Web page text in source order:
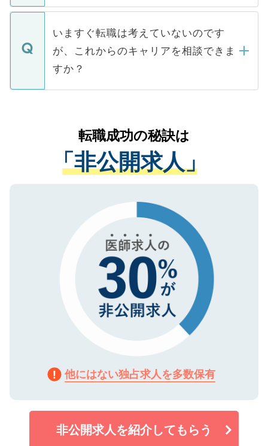
関を公にしてしまうと、応募が殺到する場
に、医療機関が求める条件に合った人材の
みを人材紹介会社に依頼するケースが増え
ています。
定を承諾する必要はありません。内定先へ
の辞退の連絡はキャリアパートナーが行い
ますので、ご安心ください。
個人情報が漏えいすることはありませんの
で、ご安心ください。当サイトからの登録
などで収集したご登録者様の個人情報は、
ご本人のキャリアアップおよび転職活動の
支援を目的に使用いたします。お預かりし
ているすべての個人データはご本人の許可
は、個人情報の取り扱いについての厳密な
管理基準を満たした事業者のみに付与され
る、プライバシーマークを取得済みです。
ご登録いただいた個人情報は、SSL（デー
で、機密保持に関してもご安心ください。
いますぐ転職は考えていないのです
が、これからのキャリアを相談できま
すか？
かがいして、現在の医療機関の状況や紹介
経験をまじえながら、適切なアドバイスを
させていただきます。すぐにご転職をされ
ない方には、長期的なサポートが可能です
ので、まずはご登録ください。
転職成功の秘訣は
「非公開求人」
他にはない独占求人を多数保有
非公開求人を紹介してもらう